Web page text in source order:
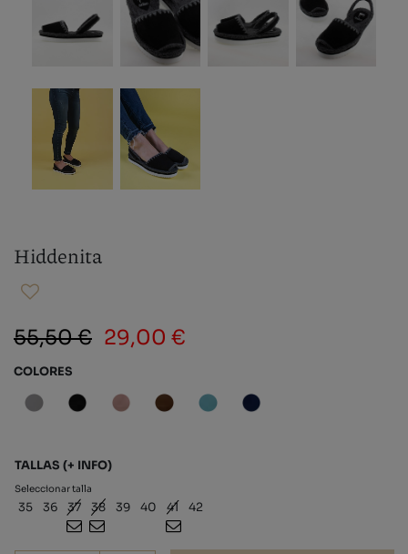
Hiddenita
55,50 € 29,00 €
COLORES
TALLAS (+ INFO)
Seleccionar talla
35 36 37 38 39 40 41 42